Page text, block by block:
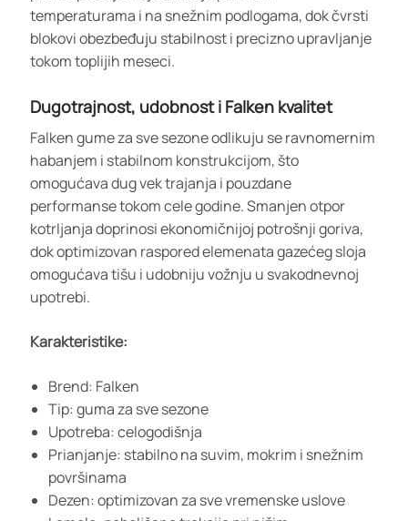
temperaturama i na snežnim podlogama, dok čvrsti
blokovi obezbeđuju stabilnost i precizno upravljanje
tokom toplijih meseci.
Dugotrajnost, udobnost i Falken kvalitet
Falken gume za sve sezone odlikuju se ravnomernim
habanjem i stabilnom konstrukcijom, što
omogućava dug vek trajanja i pouzdane
performanse tokom cele godine. Smanjen otpor
kotrljanja doprinosi ekonomičnijoj potrošnji goriva,
dok optimizovan raspored elemenata gazećeg sloja
omogućava tišu i udobniju vožnju u svakodnevnoj
upotrebi.
Karakteristike:
Brend: Falken
Tip: guma za sve sezone
Upotreba: celogodišnja
Prianjanje: stabilno na suvim, mokrim i snežnim
površinama
Dezen: optimizovan za sve vremenske uslove